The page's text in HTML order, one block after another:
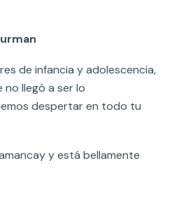
de infancia y adolescencia,
llegó a ser lo
despertar en todo tu
y está bellamente